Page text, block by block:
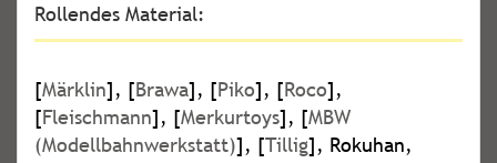
Rollendes Material:
[Märklin], [Brawa], [Piko], [Roco],
[Fleischmann], [Merkurtoys], [MBW
(Modellbahnwerkstatt)], [Tillig], Rokuhan,